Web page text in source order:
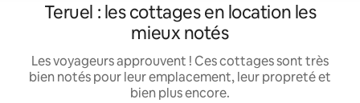
Teruel : les cottages en location les
mieux notés
Les voyageurs approuvent ! Ces cottages sont très
bien notés pour leur emplacement, leur propreté et
bien plus encore.